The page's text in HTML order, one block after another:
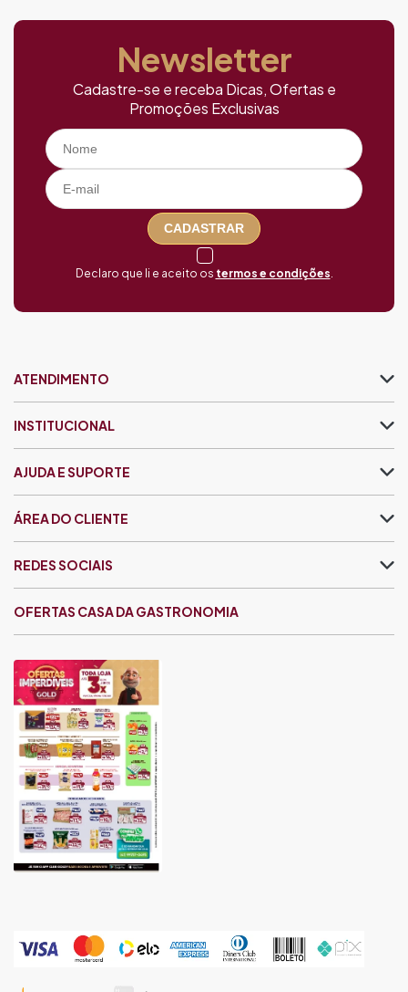
Newsletter
Cadastre-se e receba Dicas, Ofertas e
Promoções Exclusivas
CADASTRAR
Declaro que li e aceito os termos e condições
ATENDIMENTO
INSTITUCIONAL
AJUDA E SUPORTE
ÁREA DO CLIENTE
OFERTAS CASA DA GASTRONOMIA
REDES SOCIAIS